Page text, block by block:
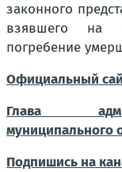
законного
взявшего на
погребение
Официальный
Глава
муниципального
Подпишись на